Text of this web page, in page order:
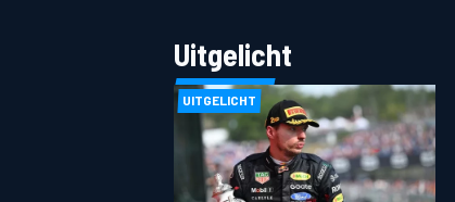
Uitgelicht
UITGELICHT